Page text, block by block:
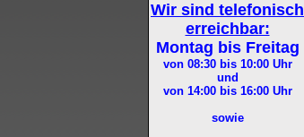
Wir sind telefonisch
erreichbar:
Montag bis Freitag
von 08:30 bis 10:00Uhr
und
von 14:00 bis 16:00Uhr
sowie